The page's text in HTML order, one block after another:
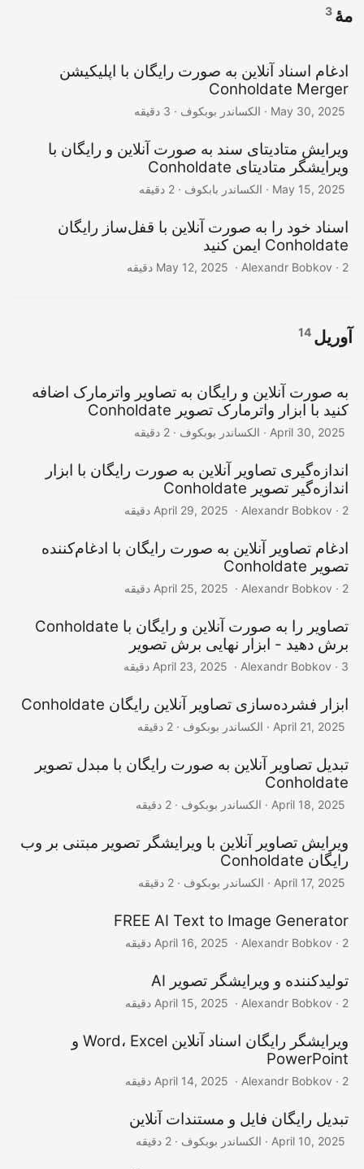
مهٔ
ادغام اسناد آنلاین به صورت رایگان با اپلیکیشن
Conholdate Merger
May 30, 2025
ویرایش متادیتای سند به صورت آنلاین و رایگان با
ویرایشگر متادیتای Conholdate
May 15, 2025
اسناد خود را به صورت آنلاین با قفل‌ساز رایگان
Conholdate ایمن کنید
May 12, 2025 ‎ · Alexandr Bobkov · 2 دقیقه
آوریل
به صورت آنلاین و رایگان به تصاویر واترمارک اضافه
کنید با ابزار واترمارک تصویر Conholdate
April 30, 2025
اندازه‌گیری تصاویر آنلاین به صورت رایگان با ابزار
اندازه‌گیر تصویر Conholdate
April 29, 2025 ‎ · Alexandr Bobkov · 2 دقیقه
ادغام تصاویر آنلاین به صورت رایگان با ادغام‌کننده
تصویر Conholdate
April 25, 2025 ‎ · Alexandr Bobkov · 2 دقیقه
تصاویر را به صورت آنلاین و رایگان با Conholdate
برش دهید - ابزار نهایی برش تصویر
April 23, 2025 ‎ · Alexandr Bobkov · 3 دقیقه
ابزار فشرده‌سازی تصاویر آنلاین رایگان Conholdate
April 21, 2025
تبدیل تصاویر آنلاین به صورت رایگان با مبدل تصویر
Conholdate
April 18, 2025
ویرایش تصاویر آنلاین با ویرایشگر تصویر مبتنی بر وب
رایگان Conholdate
April 17, 2025
FREE AI Text to Image Generator
April 16, 2025 ‎ · Alexandr Bobkov · 2 دقیقه
تولیدکننده و ویرایشگر تصویر AI
April 15, 2025 ‎ · Alexandr Bobkov · 2 دقیقه
ویرایشگر رایگان اسناد آنلاین Word، Excel و
PowerPoint
April 14, 2025 ‎ · Alexandr Bobkov · 2 دقیقه
تبدیل رایگان فایل و مستندات آنلاین
April 10, 2025